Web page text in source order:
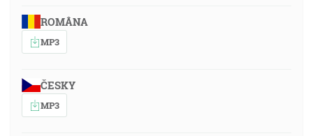
ROMÂNA
MP3
ČESKY
MP3